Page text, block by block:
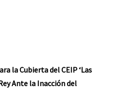
la Cubierta del CEIP ‘Las
Ante la Inacción del